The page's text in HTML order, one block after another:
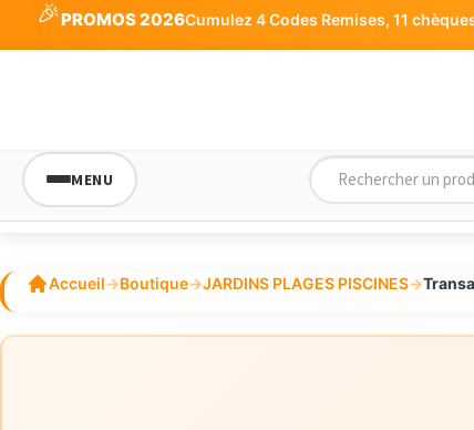
🎉PROMOS 2026Cumulez 4 Codes Remises, 11
MENU
Accueil→Boutique→JARDINS PLAGES PISCINES→